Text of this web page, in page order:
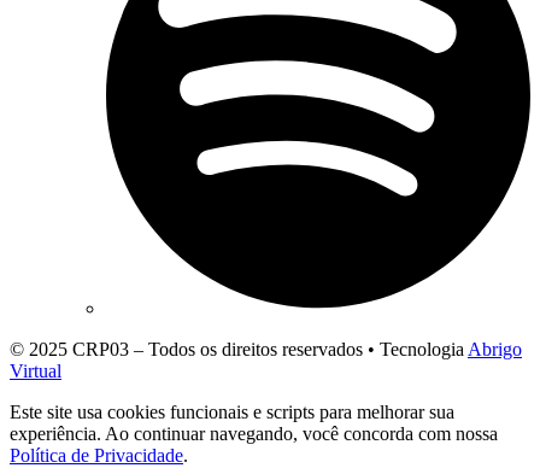
© 2025 CRP03 – Todos os direitos reservados • TecnologiaAbrigo
Virtual
Este site usa cookies funcionais e scripts para melhorar sua
experiência. Ao continuar navegando, você concorda com nossa
Política de Privacidade.